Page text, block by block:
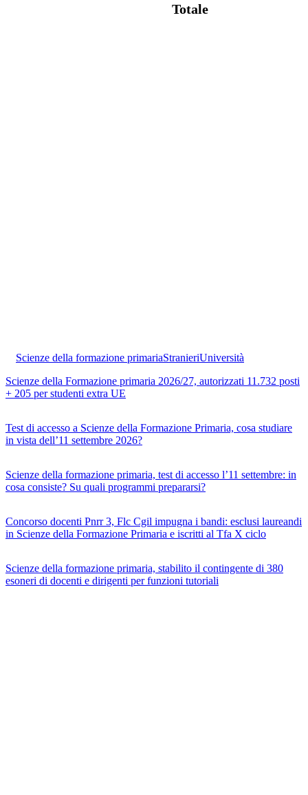
Totale
Scienze della formazione primariaStranieriUniversità
Scienze della Formazione primaria 2026/27, autorizzati 11.732 posti
+ 205 per studenti extra UE
Test di accesso a Scienze della Formazione Primaria, cosa studiare
in vista dell’11 settembre 2026?
Scienze della formazione primaria, test di accesso l’11 settembre: in
cosa consiste? Su quali programmi prepararsi?
Concorso docenti Pnrr 3, Flc Cgil impugna i bandi: esclusi laureandi
in Scienze della Formazione Primaria e iscritti al Tfa X ciclo
Scienze della formazione primaria, stabilito il contingente di 380
esoneri di docenti e dirigenti per funzioni tutoriali